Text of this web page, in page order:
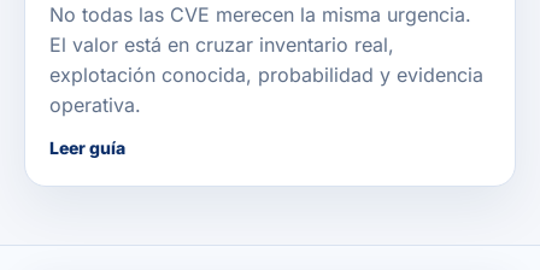
No todas las CVE merecen la misma urgencia.
El valor está en cruzar inventario real,
explotación conocida, probabilidad y evidencia
operativa.
Leer guía